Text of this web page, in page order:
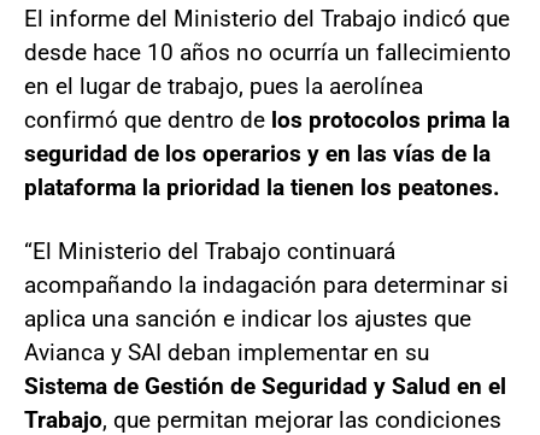
El informe del Ministerio del Trabajo indicó que
desde hace 10 años no ocurría un fallecimiento
en el lugar de trabajo, pues la aerolínea
confirmó que dentro de los protocolos prima la
seguridad de los operarios y en las vías de la
plataforma la prioridad la tienen los peatones.
“El Ministerio del Trabajo continuará
acompañando la indagación para determinar si
aplica una sanción e indicar los ajustes que
Avianca y SAI deban implementar en su
Sistema de Gestión de Seguridad y Salud en el
Trabajo, que permitan mejorar las condiciones